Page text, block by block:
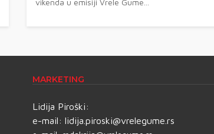
MARKETING
Lidija Piroški:
e-mail: lidija.piroski@vrelegume.rs